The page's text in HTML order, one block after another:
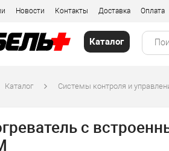
Новости Контакты Доставка Оплата
Каталог
Каталог Системы контроля и
с